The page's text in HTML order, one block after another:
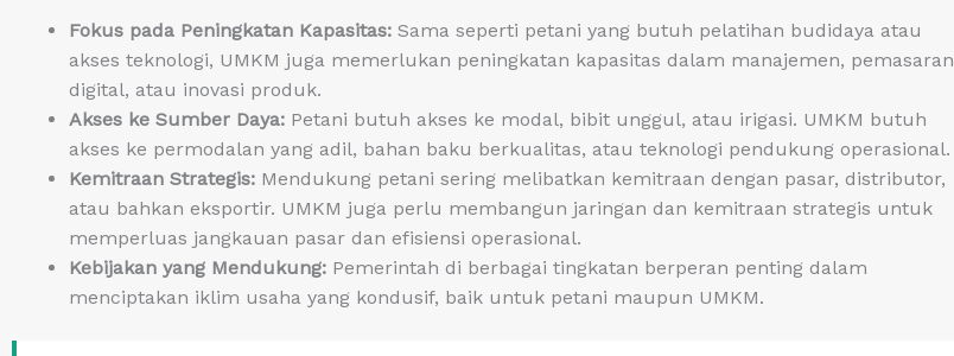
Fokus pada Peningkatan Kapasitas: Sama seperti petani yang butuh pelatihan budidaya atau
akses teknologi, UMKM juga memerlukan peningkatan kapasitas dalam manajemen, pemasaran
digital, atau inovasi produk.
Akses ke Sumber Daya: Petani butuh akses ke modal, bibit unggul, atau irigasi. UMKM butuh
akses ke permodalan yang adil, bahan baku berkualitas, atau teknologi pendukung operasional.
Kemitraan Strategis: Mendukung petani sering melibatkan kemitraan dengan pasar, distributor,
atau bahkan eksportir. UMKM juga perlu membangun jaringan dan kemitraan strategis untuk
memperluas jangkauan pasar dan efisiensi operasional.
Kebijakan yang Mendukung: Pemerintah di berbagai tingkatan berperan penting dalam
menciptakan iklim usaha yang kondusif, baik untuk petani maupun UMKM.